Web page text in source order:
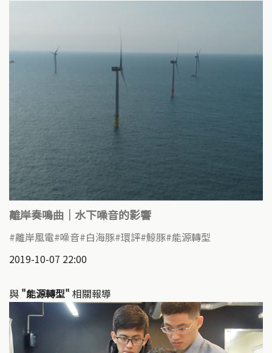
離岸奏鳴曲｜水下噪音的影響
離岸風電 噪音 白海豚 環評 鯨豚 能源轉型
2019-10-07 22:00
與 "能源轉型" 相關報導